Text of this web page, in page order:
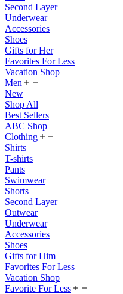
Second Layer
Underwear
Accessories
Shoes
Gifts for Her
Favorites For Less
Vacation Shop
Men
New
Shop All
Best Sellers
ABC Shop
Clothing
Shirts
T-shirts
Pants
Swimwear
Shorts
Second Layer
Outwear
Underwear
Accessories
Shoes
Gifts for Him
Favorites For Less
Vacation Shop
Favorite For Less